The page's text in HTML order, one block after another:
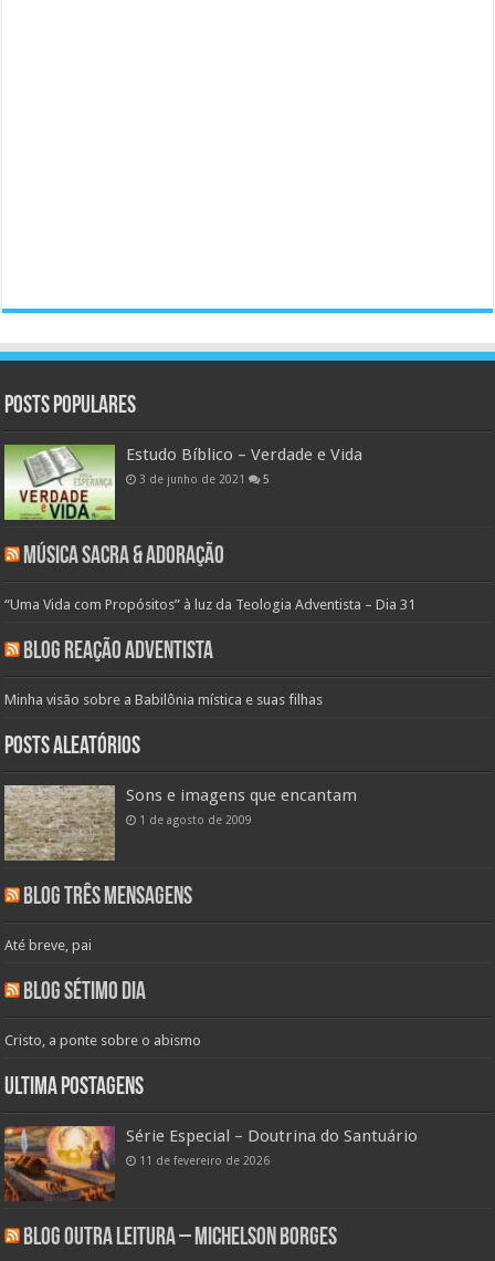
Posts populares
Estudo Bíblico – Verdade e Vida
3 de junho de 2021 5
Música Sacra & Adoração
“Uma Vida com Propósitos” à luz da Teologia Adventista – Dia 31
Blog Reação Adventista
Minha visão sobre a Babilônia mística e suas filhas
Posts aleatórios
Sons e imagens que encantam
1 de agosto de 2009
Blog Três Mensagens
Até breve, pai
Blog Sétimo Dia
Cristo, a ponte sobre o abismo
Ultima Postagens
Série Especial – Doutrina do Santuário
11 de fevereiro de 2026
Blog Outra Leitura – Michelson Borges